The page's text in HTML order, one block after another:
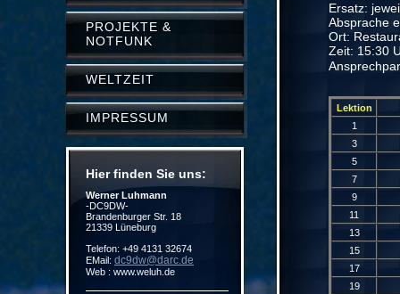
Ersatz:
Absprache
Ort:
Zeit: 15:30
Lektion
1
3
5
7
9
11
13
15
17
19
PROJEKTE &
NOTFUNK
WELTZEIT
IMPRESSUM
Hier finden Sie uns:
Werner Luhmann
-DC9DW-
Brandenburger Str. 18
21339 Lüneburg
Telefon: +49 4131 32674
EMail: dc9dw@darc.de
Web : www.weluh.de